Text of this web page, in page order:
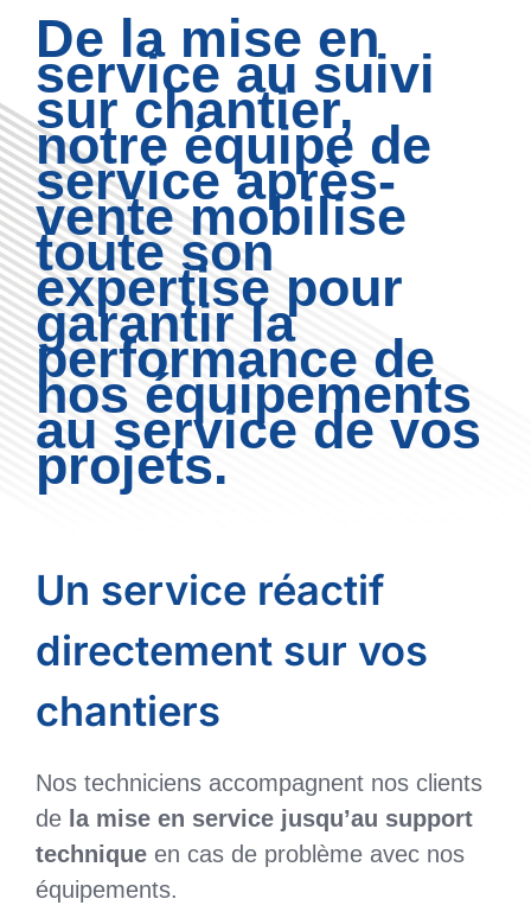
De la mise en
service au suivi
sur chantier,
notre équipe de
service après-
vente mobilise
toute son
expertise pour
garantir la
performance de
nos équipements
au service de vos
projets.
Un service réactif
directement sur vos
chantiers
Nos techniciens accompagnent nos clients
de la mise en service jusqu’au support
techniqueen cas de problème avec nos
équipements.